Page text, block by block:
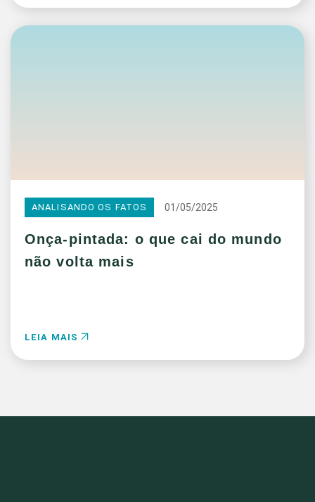
ANALISANDO OS FATOS 01/05/2025
Onça-pintada: o que cai do mundo
não volta mais
LEIA MAIS